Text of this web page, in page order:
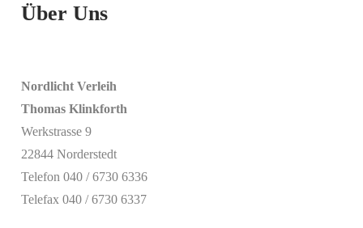
Über Uns
Nordlicht Verleih
Thomas Klinkforth
Werkstrasse 9
22844 Norderstedt
Telefon 040 / 6730 6336
Telefax 040 / 6730 6337